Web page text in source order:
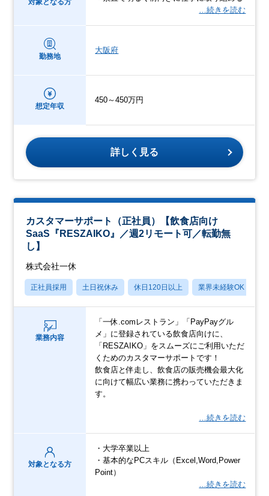
対象となる方
…続きを読む
勤務地
大阪府
想定年収
450～450万円
詳しく見る
カスタマーサポート（正社員）【飲食店向け
SaaS『RESZAIKO』／週2リモート可／転勤無
し】
株式会社一休
正社員採用 土日祝休み 休日120日以上 業界未経験OK
業務内容
「一休.comレストラン」「PayPayグル
メ」に登録されている飲食店向けに、
「RESZAIKO」をスムーズにご利用いただ
くためのカスタマーサポートです！
飲食店と伴走し、飲食店の販売機会最大化
に向けて幅広い業務に携わっていただきま
す。
…続きを読む
対象となる方
・大学卒業以上
・基本的なPCスキル（Excel,Word,Power
Point）
…続きを読む